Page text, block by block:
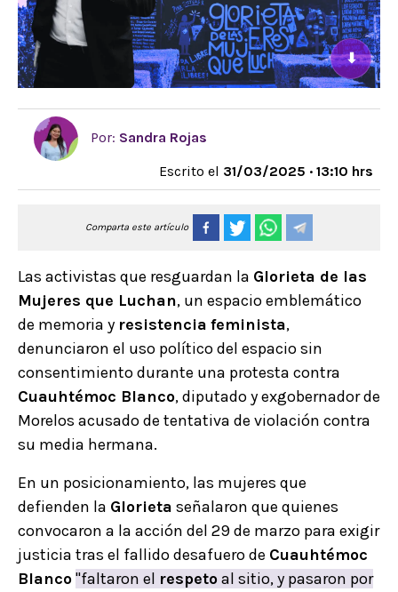
⬇
Por: Sandra Rojas
Escrito el 31/03/2025 · 13:10 hrs
Comparta este artículo
Las activistas que resguardan la Glorieta de las
Mujeres que Luchan, un espacio emblemático
de memoria y resistencia feminista,
denunciaron el uso político del espacio sin
consentimiento durante una protesta contra
Cuauhtémoc Blanco, diputado y exgobernador de
Morelos acusado de tentativa de violación contra
su media hermana.
En un posicionamiento, las mujeres que
defienden la Glorieta señalaron que quienes
convocaron a la acción del 29 de marzo para exigir
justicia tras el fallido desafuero de Cuauhtémoc
Blanco"faltaron el respetoal sitio, y pasaron por